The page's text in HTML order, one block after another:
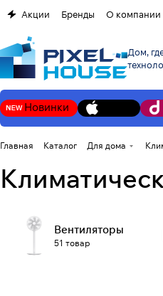
Акции Бренды О компании
Дом,
Новинки
Главная Каталог Для дома
Вентиляторы
51 товар